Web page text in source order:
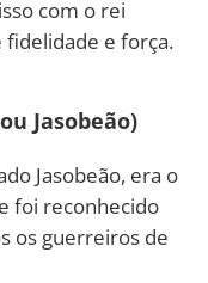
com o rei
fidelidade e força.
Jasobeão)
Jasobeão, era o
foi reconhecido
os guerreiros de